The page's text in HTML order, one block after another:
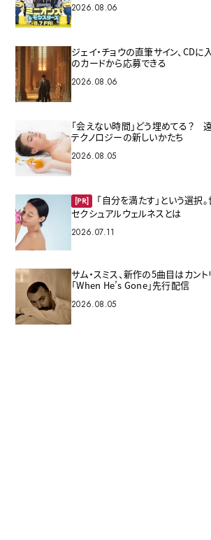
2026.08.06
ジェイ・チョウの直筆サイン、CDに
のカードから応募できる
2026.08.06
「会えない時間」どう埋めてる？
テクノロジーの新しいかたち
2026.08.05
[PR]
「自分を満たす」という選択
セクシュアルウェルネスとは
2026.07.11
サム・スミス、新作の5曲目はカント
「When He’s Gone」先行配信
2026.08.05